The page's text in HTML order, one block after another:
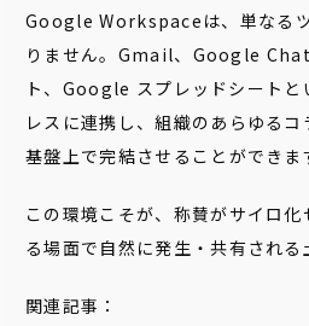
Google Workspaceは、単なる
りません。Gmail、Google
ト、Google スプレッドシートと
レスに連携し、組織のあらゆる
基盤上で完結させることができま
この環境こそが、称賛がサイロ
る場面で自然に発生・共有される
関連記事：